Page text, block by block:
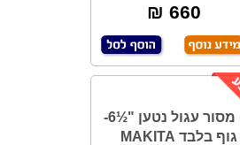
לעבודה בענ
660 ₪
מסור עגול נטען "½6-
גוף בלבד MAKITA